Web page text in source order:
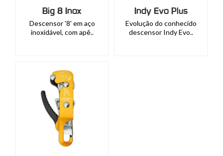
Big 8 Inox
Descensor '8' em aço
inoxidável, com apê..
Indy Evo Plus
Evolução do conhecido
descensor Indy Evo..